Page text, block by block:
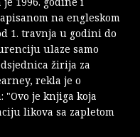
na engleskom
1. travnja u godini do
ulaze samo
žirija za
rekla je o
"Ovo je knjiga koja
likova sa zapletom